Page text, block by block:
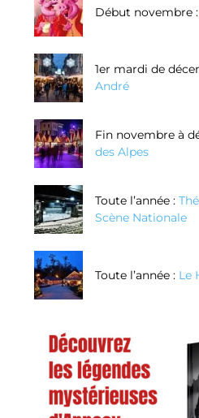
Début novembre :
1er mardi de
André
Fin novembre à
des Alpes
Toute l’année :
Scène Nationale
Toute l’année : Le